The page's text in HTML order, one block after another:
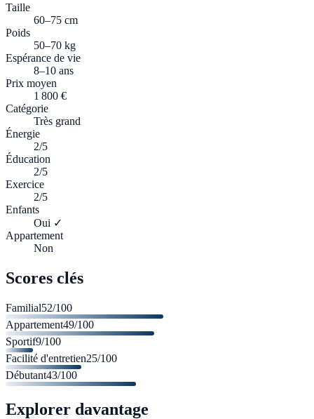
Taille
60–75 cm
Poids
50–70 kg
Espérance de vie
8–10 ans
Prix moyen
1 800 €
Catégorie
Très grand
Énergie
2/5
Éducation
2/5
Exercice
2/5
Enfants
Oui ✓
Appartement
Non
Scores clés
Familial52/100
Appartement49/100
Sportif9/100
Facilité d'entretien25/100
Débutant43/100
Explorer davantage